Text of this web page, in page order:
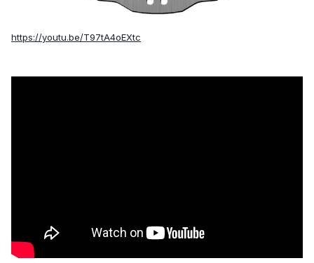
https://youtu.be/T97tA4oEXtc